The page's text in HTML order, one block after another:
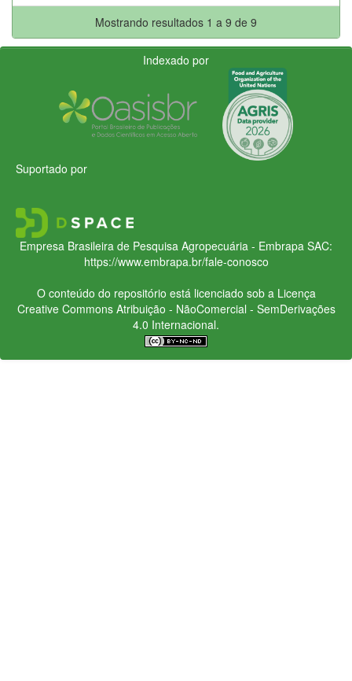
Mostrando resultados 1 a 9 de 9
Indexado por
Suportado por
Empresa Brasileira de Pesquisa Agropecuária - Embrapa SAC:
https://www.embrapa.br/fale-conosco
O conteúdo do repositório está licenciado sob a Licença
Creative CommonsAtribuição - NãoComercial - SemDerivações
4.0 Internacional.